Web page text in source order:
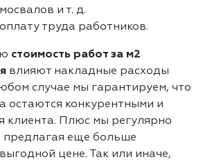
и т. д.
труда работников.
стоимость работ за м2
влияют накладные расходы
случае мы гарантируем, что
остаются конкурентными и
клиента. Плюс мы регулярно
предлагая еще больше
цене. Так или иначе,